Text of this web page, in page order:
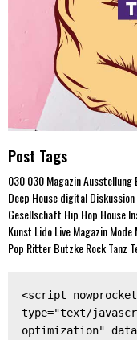
Post Tags
030030 MagazinAusstellung
Deep HousedigitalDiskussion
Gesellschaft Hip Hop House
Kunst LidoLiveMagazinMode
Pop Ritter ButzkeRockTanz
<script
type="text/
optimization"